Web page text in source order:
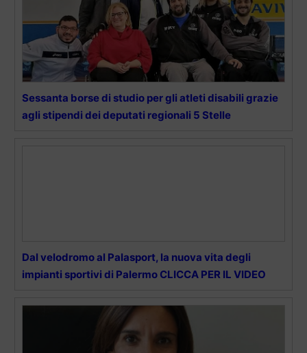
Sessanta borse di studio per gli atleti disabili grazie
agli stipendi dei deputati regionali 5 Stelle
Dal velodromo al Palasport, la nuova vita degli
impianti sportivi di Palermo CLICCA PER IL VIDEO